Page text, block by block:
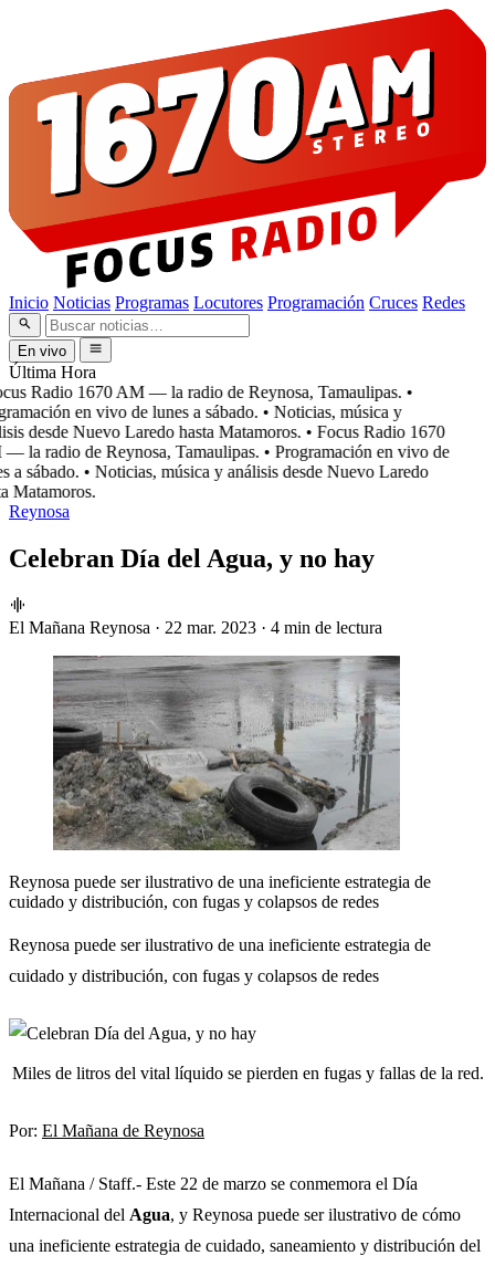
Inicio Noticias Programas Locutores Programación Cruces Redes
En vivo
Última Hora
Radio 1670 AM — la radio de Reynosa, Tamaulipas. •
en vivo de lunes a sábado. • Noticias, música y
desde Nuevo Laredo hasta Matamoros. • Focus Radio 1670
la radio de Reynosa, Tamaulipas. • Programación en vivo de
a sábado. • Noticias, música y análisis desde Nuevo Laredo
Matamoros.
Reynosa
Celebran Día del Agua, y no hay
El Mañana Reynosa · 22 mar. 2023 · 4 min de lectura
Reynosa puede ser ilustrativo de una ineficiente estrategia de
cuidado y distribución, con fugas y colapsos de redes
Reynosa puede ser ilustrativo de una ineficiente estrategia de
cuidado y distribución, con fugas y colapsos de redes
Miles de litros del vital líquido se pierden en fugas y fallas de la red.
Por: El Mañana de Reynosa
El Mañana / Staff.- Este 22 de marzo se conmemora el Día
Internacional del Agua, y Reynosa puede ser ilustrativo de cómo
una ineficiente estrategia de cuidado, saneamiento y distribución del